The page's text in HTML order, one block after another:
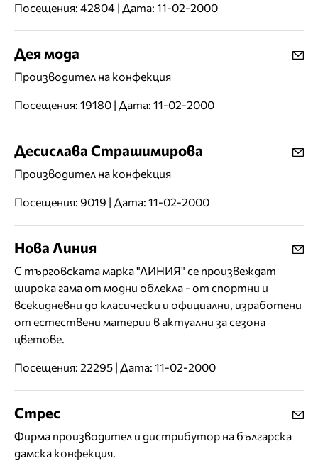
Посещения: 42804 | Дата: 11-02-2000
Дея мода
Производител на конфекция
Посещения: 19180 | Дата: 11-02-2000
Десислава Страшимирова
Производител на конфекция
Посещения: 9019 | Дата: 11-02-2000
Нова Линия
С търговската марка "ЛИНИЯ" се произвеждат
широка гама от модни облекла - от спортни и
всекидневни до класически и официални, изработени
от естествени материи в актуални за сезона
цветове.
Посещения: 22295 | Дата: 11-02-2000
Стрес
Фирма производител и дистрибутор на българска
дамска конфекция.